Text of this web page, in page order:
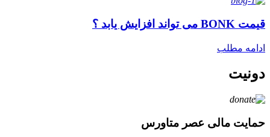
قیمت BONK می تواند افزایش یابد ؟
ادامه مطلب
دونیت
حمایت مالی عصر متاورس